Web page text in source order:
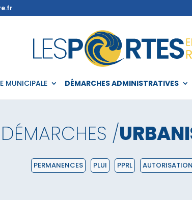
MUNICIPALE DÉMARCHES ADMINISTRATIVES
DÉMARCHES /
PERMANENCES PLUI PPRL